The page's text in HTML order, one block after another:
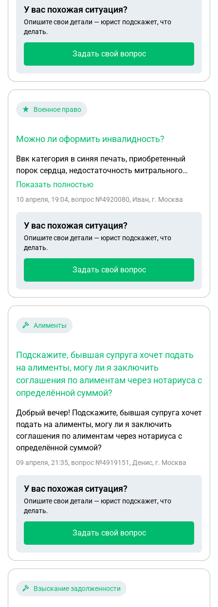
я этих пособий которые уже получаю или нет ?
У вас похожая ситуация?
Опишите свои детали — юрист подскажет, что
делать.
Задать свой вопрос
Военное право
Можно ли оформить инвалидность?
Ввк категория в синяя печать, приобретенный
порок сердца, недостаточность митрального
клапана без сердечной недостаточности, какие
оформить инвалидность?
Показать полностью
10 апреля, 19:04, вопрос №4920080, Иван, г. Москва
У вас похожая ситуация?
Опишите свои детали — юрист подскажет, что
делать.
Задать свой вопрос
Алименты
Подскажите, бывшая супруга хочет подать
на алименты, могу ли я заключить
соглашения по алиментам через нотариуса с
определённой суммой?
Добрый вечер! Подскажите, бывшая супруга хочет
подать на алименты, могу ли я заключить
соглашения по алиментам через нотариуса с
определённой суммой?
09 апреля, 21:35, вопрос №4919151, Денис, г. Москва
У вас похожая ситуация?
Опишите свои детали — юрист подскажет, что
делать.
Задать свой вопрос
Взыскание задолженности